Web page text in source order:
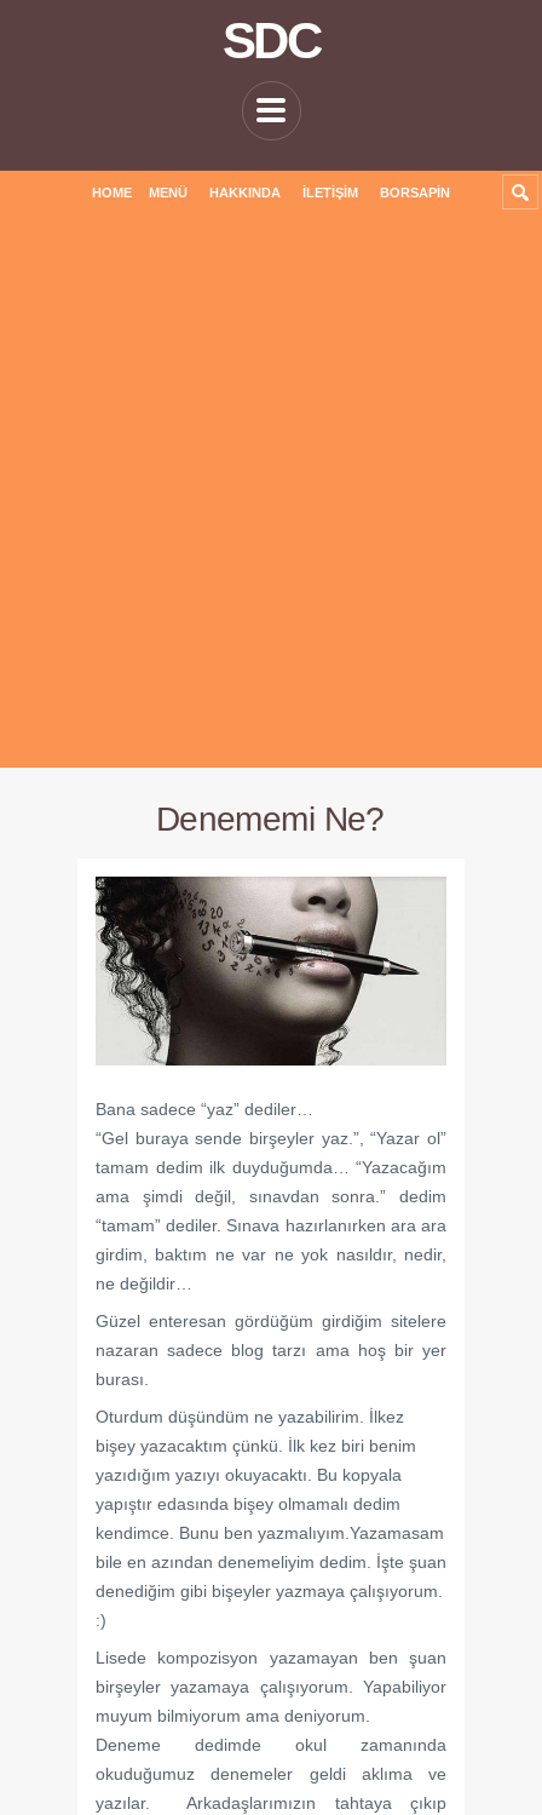
SDC
HOME MENÜ HAKKINDA İLETIŞIM BORSAPIN
Denememi Ne?
Bana sadece “yaz” dediler…
“Gel buraya sende birşeyler yaz.”, “Yazar ol”
tamam dedim ilk duyduğumda… “Yazacağım
ama şimdi değil, sınavdan sonra.” dedim
“tamam” dediler. Sınava hazırlanırken ara ara
girdim, baktım ne var ne yok nasıldır, nedir,
ne değildir…
Güzel enteresan gördüğüm girdiğim sitelere
nazaran sadece blog tarzı ama hoş bir yer
burası.
Oturdum düşündüm ne yazabilirim. İlkez
bişey yazacaktım çünkü. İlk kez biri benim
yazıdığım yazıyı okuyacaktı. Bu kopyala
yapıştır edasında bişey olmamalı dedim
kendimce. Bunu ben yazmalıyım.Yazamasam
bile en azından denemeliyim dedim. İşte şuan
denediğim gibi bişeyler yazmaya çalışıyorum.
:)
Lisede kompozisyon yazamayan ben şuan
birşeyler yazamaya çalışıyorum. Yapabiliyor
muyum bilmiyorum ama deniyorum.
Deneme dedimde okul zamanında
okuduğumuz denemeler geldi aklıma ve
yazılar. Arkadaşlarımızın tahtaya çıkıp